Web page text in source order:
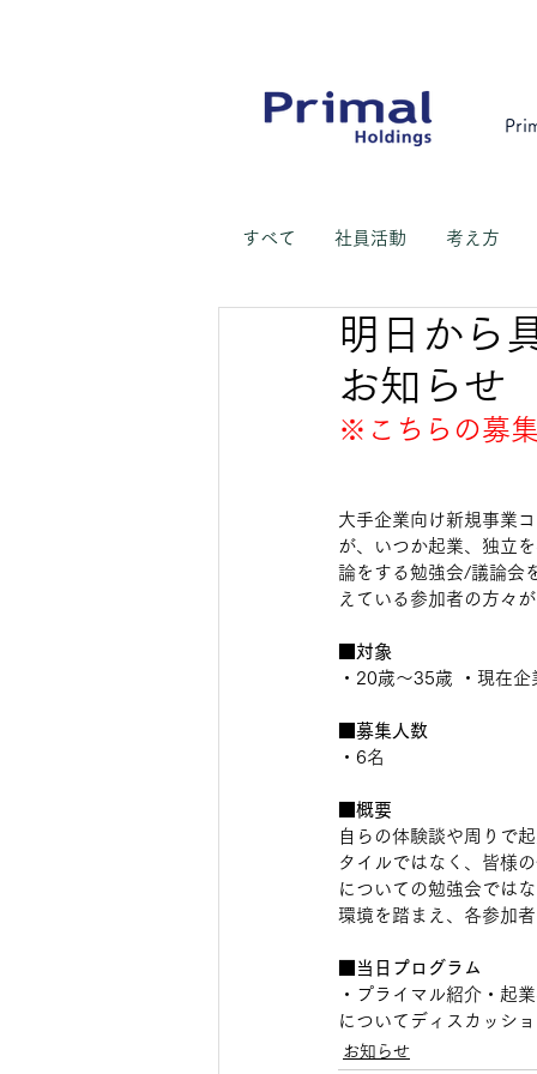
すべて ​社員活動 考え方
明日から
お知らせ
※こちらの募
大手企業向け新規事業
が、いつか起業、独立
論をする勉強会/議論会
えている参加者の方々
■対象
・20歳〜35歳 ・現在
■募集人数
・6名
■概要
自らの体験談や周りで
タイルではなく、皆様
についての勉強会では
環境を踏まえ、各参加
■当日プログラム
・プライマル紹介・起
についてディスカッシ
お知らせ